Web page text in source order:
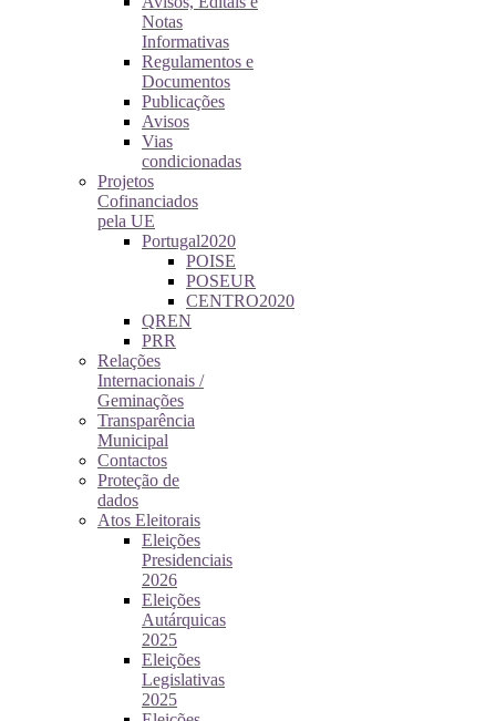
Notas
Informativas
Regulamentos e
Documentos
Publicações
Avisos
Vias
condicionadas
Projetos
Cofinanciados
pela UE
Portugal2020
POISE
POSEUR
CENTRO2020
QREN
PRR
Relações
Internacionais /
Geminações
Transparência
Municipal
Contactos
Proteção de
dados
Atos Eleitorais
Eleições
Presidenciais
2026
Eleições
Autárquicas
2025
Eleições
Legislativas
2025